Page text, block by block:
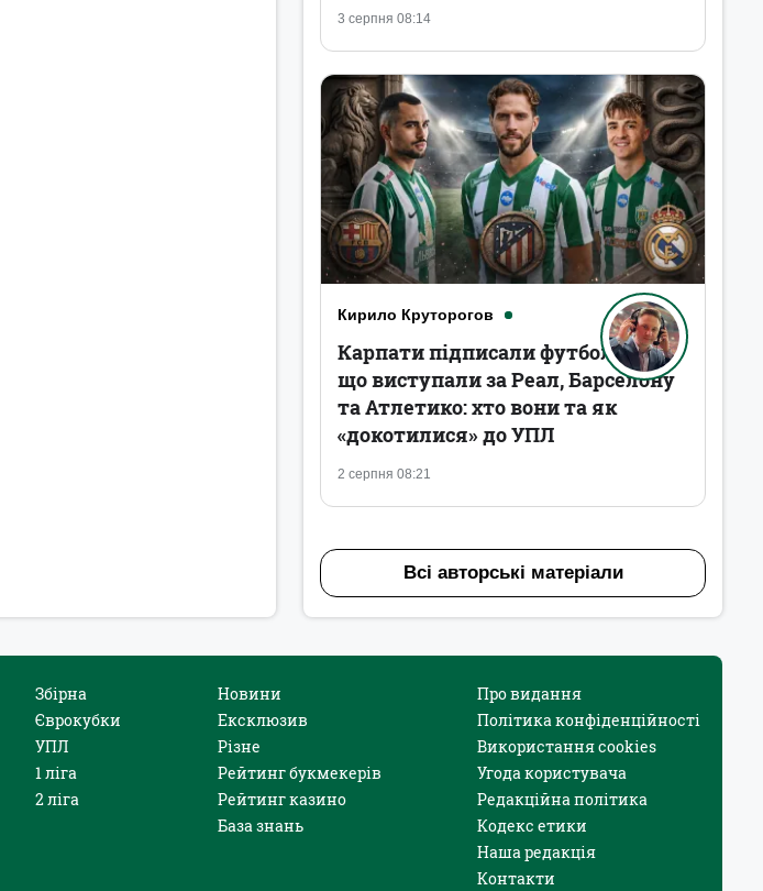
3 серпня 08:14
Кирило Круторогов
2 серпня 08:21
Карпати підписали футболістів,
що виступали за Реал, Барселону
та Атлетико: хто вони та як
«докотилися» до УПЛ
Всі авторські матеріали
Збірна
Єврокубки
УПЛ
1 ліга
2 ліга
Новини
Ексклюзив
Різне
Рейтинг букмекерів
Рейтинг казино
База знань
Про видання
Політика конфіденційності
Використання cookies
Угода користувача
Редакційна політика
Кодекс етики
Наша редакція
Контакти